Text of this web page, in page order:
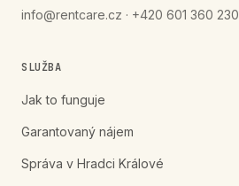
info@rentcare.cz · +420 601 360 230
SLUŽBA
Jak to funguje
Garantovaný nájem
Správa v Hradci Králové